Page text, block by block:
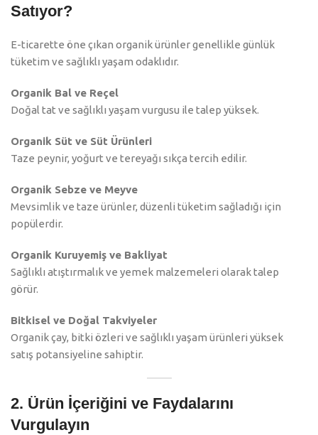
Satıyor?
E-ticarette öne çıkan organik ürünler genellikle günlük
tüketim ve sağlıklı yaşam odaklıdır.
Organik Bal ve Reçel
Doğal tat ve sağlıklı yaşam vurgusu ile talep yüksek.
Organik Süt ve Süt Ürünleri
Taze peynir, yoğurt ve tereyağı sıkça tercih edilir.
Organik Sebze ve Meyve
Mevsimlik ve taze ürünler, düzenli tüketim sağladığı için
popülerdir.
Organik Kuruyemiş ve Bakliyat
Sağlıklı atıştırmalık ve yemek malzemeleri olarak talep
görür.
Bitkisel ve Doğal Takviyeler
Organik çay, bitki özleri ve sağlıklı yaşam ürünleri yüksek
satış potansiyeline sahiptir.
2. Ürün İçeriğini ve Faydalarını
Vurgulayın